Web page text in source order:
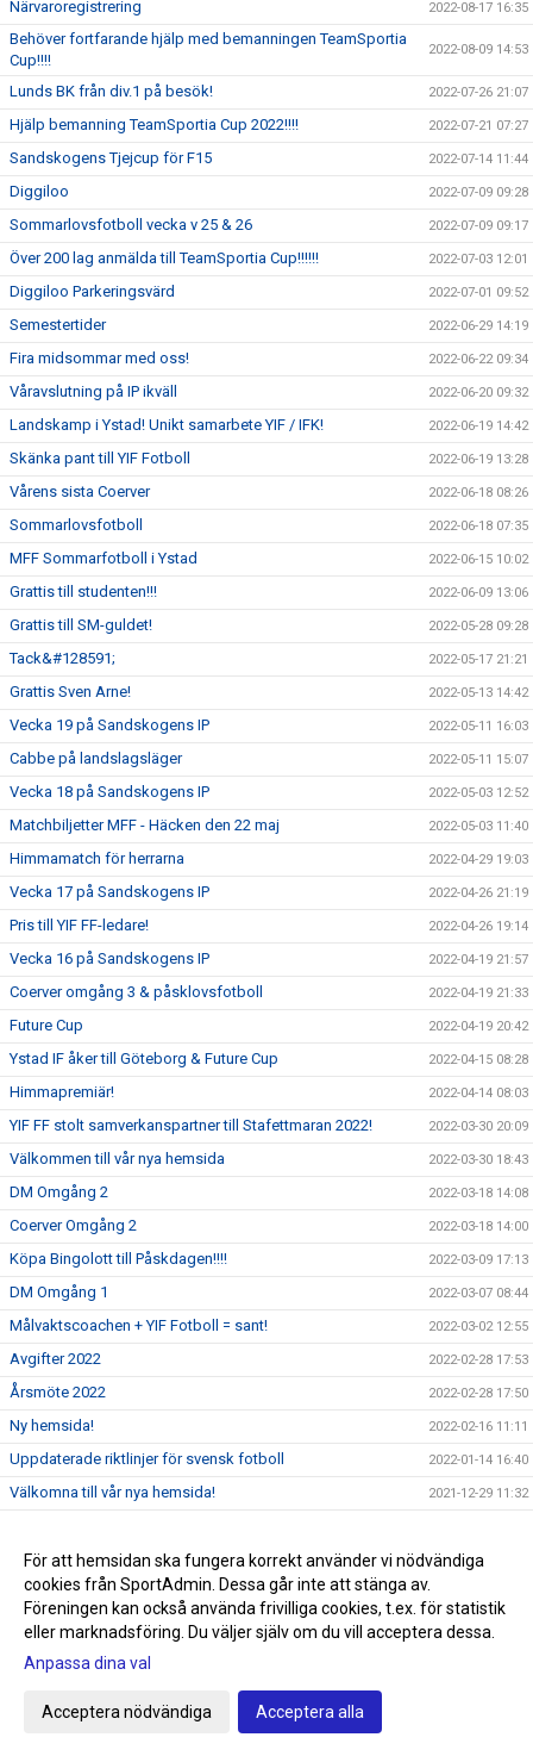
Närvaroregistrering 2022-08-17 16:35
Behöver fortfarande hjälp med bemanningen TeamSportia
Cup!!!!
2022-08-09 14:53
Lunds BK från div.1 på besök! 2022-07-26 21:07
Hjälp bemanning TeamSportia Cup 2022!!!! 2022-07-21 07:27
Sandskogens Tjejcup för F15 2022-07-14 11:44
Diggiloo 2022-07-09 09:28
Sommarlovsfotboll vecka v 25 & 26 2022-07-09 09:17
Över 200 lag anmälda till TeamSportia Cup!!!!!! 2022-07-03 12:01
Diggiloo Parkeringsvärd 2022-07-01 09:52
Semestertider 2022-06-29 14:19
Fira midsommar med oss! 2022-06-22 09:34
Våravslutning på IP ikväll 2022-06-20 09:32
Landskamp i Ystad! Unikt samarbete YIF / IFK! 2022-06-19 14:42
Skänka pant till YIF Fotboll 2022-06-19 13:28
Vårens sista Coerver 2022-06-18 08:26
Sommarlovsfotboll 2022-06-18 07:35
MFF Sommarfotboll i Ystad 2022-06-15 10:02
Grattis till studenten!!! 2022-06-09 13:06
Grattis till SM-guldet! 2022-05-28 09:28
Tack&#128591; 2022-05-17 21:21
Grattis Sven Arne! 2022-05-13 14:42
Vecka 19 på Sandskogens IP 2022-05-11 16:03
Cabbe på landslagsläger 2022-05-11 15:07
Vecka 18 på Sandskogens IP 2022-05-03 12:52
Matchbiljetter MFF - Häcken den 22 maj 2022-05-03 11:40
Himmamatch för herrarna 2022-04-29 19:03
Vecka 17 på Sandskogens IP 2022-04-26 21:19
Pris till YIF FF-ledare! 2022-04-26 19:14
Vecka 16 på Sandskogens IP 2022-04-19 21:57
Coerver omgång 3 & påsklovsfotboll 2022-04-19 21:33
Future Cup 2022-04-19 20:42
Ystad IF åker till Göteborg & Future Cup 2022-04-15 08:28
Himmapremiär! 2022-04-14 08:03
YIF FF stolt samverkanspartner till Stafettmaran 2022! 2022-03-30 20:09
Välkommen till vår nya hemsida 2022-03-30 18:43
DM Omgång 2 2022-03-18 14:08
Coerver Omgång 2 2022-03-18 14:00
Köpa Bingolott till Påskdagen!!!! 2022-03-09 17:13
DM Omgång 1 2022-03-07 08:44
Målvaktscoachen + YIF Fotboll = sant! 2022-03-02 12:55
Avgifter 2022 2022-02-28 17:53
Årsmöte 2022 2022-02-28 17:50
Ny hemsida! 2022-02-16 11:11
Uppdaterade riktlinjer för svensk fotboll 2022-01-14 16:40
Välkomna till vår nya hemsida! 2021-12-29 11:32
Sommaren räddad 2021-06-23 15:32
Påminnelse Fotografering V25!!!! 2021-06-20 15:33
Gå till Webbversion
För att hemsidan ska fungera korrekt använder vi nödvändiga
cookies från SportAdmin. Dessa går inte att stänga av.
Föreningen kan också använda frivilliga cookies, t.ex. för statistik
eller marknadsföring. Du väljer själv om du vill acceptera dessa.
Anpassa dina val
Acceptera nödvändiga Acceptera alla